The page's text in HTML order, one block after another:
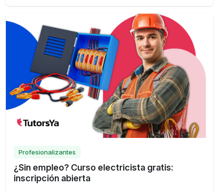
Profesionalizantes
¿Sin empleo? Curso electricista gratis:
inscripción abierta